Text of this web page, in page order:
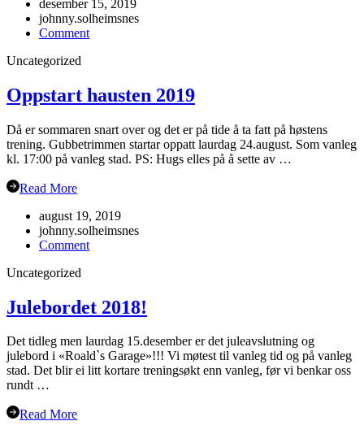
desember 15, 2019
johnny.solheimsnes
Commenton
Uncategorized
Oppstart hausten 2019
Då er sommaren snart over og det er på tide å ta fatt på høstens
trening. Gubbetrimmen startar oppatt laurdag 24.august. Som vanleg
kl. 17:00 på vanleg stad. PS: Hugs elles på å sette av …
Read More
august 19, 2019
johnny.solheimsnes
Commenton
Uncategorized
Julebordet 2018!
Det tidleg men laurdag 15.desember er det juleavslutning og
julebord i «Roald`s Garage»!!! Vi møtest til vanleg tid og på vanleg
stad. Det blir ei litt kortare treningsøkt enn vanleg, før vi benkar oss
rundt …
Read More